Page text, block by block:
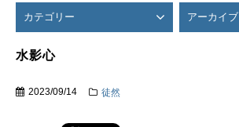
カテゴリー アーカイブ
水影心
2023/09/14 徒然